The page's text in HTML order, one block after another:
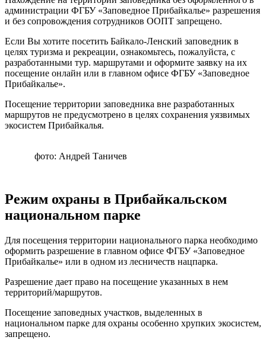
администрации ФГБУ «Заповедное Прибайкалье» разрешения
и без сопровождения сотрудников ООПТ запрещено.
Если Вы хотите посетить Байкало-Ленский заповедник в
целях туризма и рекреации, ознакомьтесь, пожалуйста, с
разработанными тур. маршрутами и оформите заявку на их
посещение онлайн или в главном офисе ФГБУ «Заповедное
Прибайкалье».
Посещение территории заповедника вне разработанных
маршрутов не предусмотрено в целях сохранения уязвимых
экосистем Прибайкалья.
фото: Андрей Таничев
Режим охраны в Прибайкальском
национальном парке
Для посещения территории национального парка необходимо
оформить разрешение в главном офисе ФГБУ «Заповедное
Прибайкалье» или в одном из лесничеств нацпарка.
Разрешение дает право на посещение указанных в нем
территорий/маршрутов.
Посещение заповедных участков, выделенных в
национальном парке для охраны особенно хрупких экосистем,
запрещено.